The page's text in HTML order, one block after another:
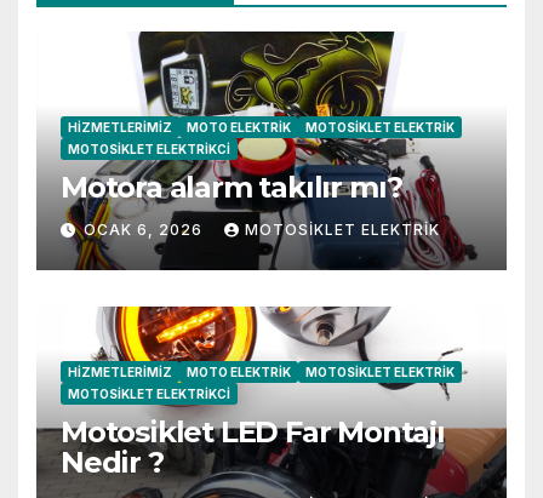
HIZMETLERIMIZ MOTO ELEKTRIK
MOTOSIKLET ELEKTRIK
MOTOSIKLET ELEKTRIKCI
Motora alarm takılır mı?
OCAK 6, 2026 MOTOSIKLET ELEKTRIK
HIZMETLERIMIZ MOTO ELEKTRIK
MOTOSIKLET ELEKTRIK
MOTOSIKLET ELEKTRIKCI
Motosiklet LED Far Montajı
Nedir ?